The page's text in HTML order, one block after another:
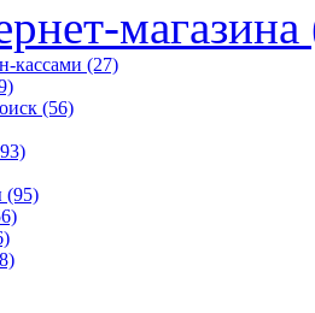
магазина
кассами (27)
(56)
(95)